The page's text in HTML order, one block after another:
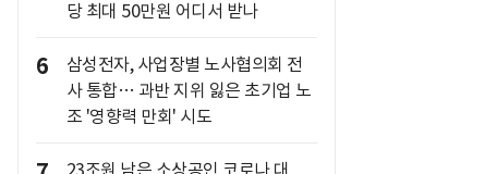
당 최대 50만원 어디서 받나
6
삼성전자, 사업장별 노사협의회 전
사 통합… 과반 지위 잃은 초기업 노
조 '영향력 만회' 시도
23조원 남은 소상공인 코로나 대